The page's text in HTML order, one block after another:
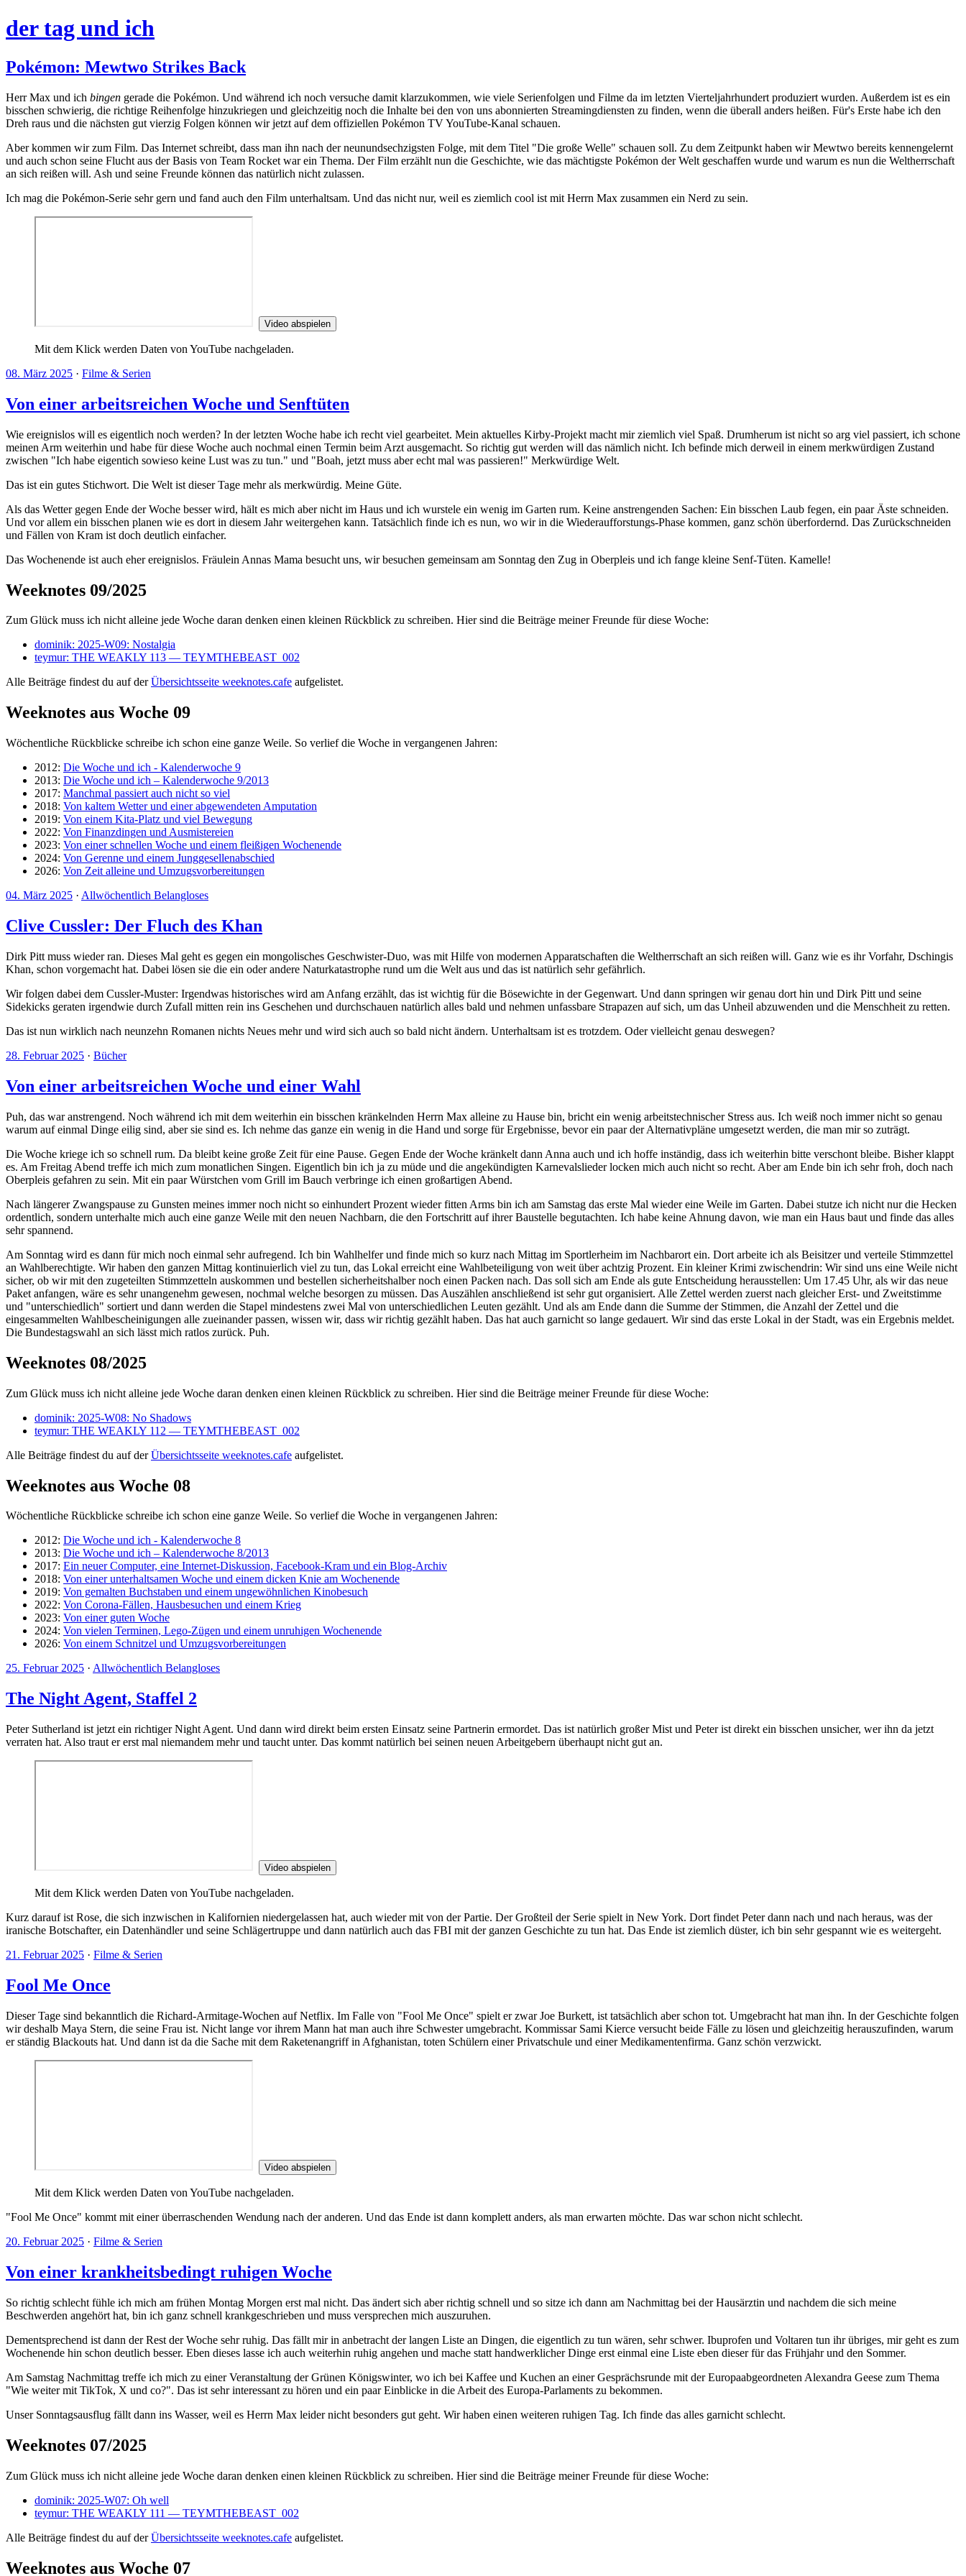
der tag und ich
Pokémon: Mewtwo Strikes Back
Herr Max und ich bingen gerade die Pokémon. Und während ich noch versuche damit klarzukommen, wie viele Serienfolgen und Filme da im letzten Vierteljahrhundert produziert wurden. Außerdem ist es ein
bisschen schwierig, die richtige Reihenfolge hinzukriegen und gleichzeitig noch die Inhalte bei den von uns abonnierten Streamingdiensten zu finden, wenn die überall anders heißen. Für's Erste habe ich den
Dreh raus und die nächsten gut vierzig Folgen können wir jetzt auf dem offiziellen Pokémon TV YouTube-Kanal schauen.
Aber kommen wir zum Film. Das Internet schreibt, dass man ihn nach der neunundsechzigsten Folge, mit dem Titel "Die große Welle" schauen soll. Zu dem Zeitpunkt haben wir Mewtwo bereits kennengelernt
und auch schon seine Flucht aus der Basis von Team Rocket war ein Thema. Der Film erzählt nun die Geschichte, wie das mächtigste Pokémon der Welt geschaffen wurde und warum es nun die Weltherrschaft
an sich reißen will. Ash und seine Freunde können das natürlich nicht zulassen.
Ich mag die Pokémon-Serie sehr gern und fand auch den Film unterhaltsam. Und das nicht nur, weil es ziemlich cool ist mit Herrn Max zusammen ein Nerd zu sein.
Video abspielen
Mit dem Klick werden Daten von YouTube nachgeladen.
08. März 2025 · Filme & Serien
Von einer arbeitsreichen Woche und Senftüten
Wie ereignislos will es eigentlich noch werden? In der letzten Woche habe ich recht viel gearbeitet. Mein aktuelles Kirby-Projekt macht mir ziemlich viel Spaß. Drumherum ist nicht so arg viel passiert, ich schone
meinen Arm weiterhin und habe für diese Woche auch nochmal einen Termin beim Arzt ausgemacht. So richtig gut werden will das nämlich nicht. Ich befinde mich derweil in einem merkwürdigen Zustand
zwischen "Ich habe eigentich sowieso keine Lust was zu tun." und "Boah, jetzt muss aber echt mal was passieren!" Merkwürdige Welt.
Das ist ein gutes Stichwort. Die Welt ist dieser Tage mehr als merkwürdig. Meine Güte.
Als das Wetter gegen Ende der Woche besser wird, hält es mich aber nicht im Haus und ich wurstele ein wenig im Garten rum. Keine anstrengenden Sachen: Ein bisschen Laub fegen, ein paar Äste schneiden.
Und vor allem ein bisschen planen wie es dort in diesem Jahr weitergehen kann. Tatsächlich finde ich es nun, wo wir in die Wiederaufforstungs-Phase kommen, ganz schön überfordernd. Das Zurückschneiden
und Fällen von Kram ist doch deutlich einfacher.
Das Wochenende ist auch eher ereignislos. Fräulein Annas Mama besucht uns, wir besuchen gemeinsam am Sonntag den Zug in Oberpleis und ich fange kleine Senf-Tüten. Kamelle!
Weeknotes 09/2025
Zum Glück muss ich nicht alleine jede Woche daran denken einen kleinen Rückblick zu schreiben. Hier sind die Beiträge meiner Freunde für diese Woche:
dominik: 2025-W09: Nostalgia
teymur: THE WEAKLY 113 — TEYMTHEBEAST_002
Alle Beiträge findest du auf derÜbersichtsseite weeknotes.cafe aufgelistet.
Weeknotes aus Woche 09
Wöchentliche Rückblicke schreibe ich schon eine ganze Weile. So verlief die Woche in vergangenen Jahren:
2012: Die Woche und ich - Kalenderwoche 9
2013: Die Woche und ich – Kalenderwoche 9/2013
2017: Manchmal passiert auch nicht so viel
2018: Von kaltem Wetter und einer abgewendeten Amputation
2019: Von einem Kita-Platz und viel Bewegung
2022: Von Finanzdingen und Ausmistereien
2023: Von einer schnellen Woche und einem fleißigen Wochenende
2024: Von Gerenne und einem Junggesellenabschied
2026: Von Zeit alleine und Umzugsvorbereitungen
04. März 2025 · Allwöchentlich Belangloses
Clive Cussler: Der Fluch des Khan
Dirk Pitt muss wieder ran. Dieses Mal geht es gegen ein mongolisches Geschwister-Duo, was mit Hilfe von modernen Apparatschaften die Weltherrschaft an sich reißen will. Ganz wie es ihr Vorfahr, Dschingis
Khan, schon vorgemacht hat. Dabei lösen sie die ein oder andere Naturkatastrophe rund um die Welt aus und das ist natürlich sehr gefährlich.
Wir folgen dabei dem Cussler-Muster: Irgendwas historisches wird am Anfang erzählt, das ist wichtig für die Bösewichte in der Gegenwart. Und dann springen wir genau dort hin und Dirk Pitt und seine
Sidekicks geraten irgendwie durch Zufall mitten rein ins Geschehen und durchschauen natürlich alles bald und nehmen unfassbare Strapazen auf sich, um das Unheil abzuwenden und die Menschheit zu retten.
Das ist nun wirklich nach neunzehn Romanen nichts Neues mehr und wird sich auch so bald nicht ändern. Unterhaltsam ist es trotzdem. Oder vielleicht genau deswegen?
28. Februar 2025 · Bücher
Von einer arbeitsreichen Woche und einer Wahl
Puh, das war anstrengend. Noch während ich mit dem weiterhin ein bisschen kränkelnden Herrn Max alleine zu Hause bin, bricht ein wenig arbeitstechnischer Stress aus. Ich weiß noch immer nicht so genau
warum auf einmal Dinge eilig sind, aber sie sind es. Ich nehme das ganze ein wenig in die Hand und sorge für Ergebnisse, bevor ein paar der Alternativpläne umgesetzt werden, die man mir so zuträgt.
Die Woche kriege ich so schnell rum. Da bleibt keine große Zeit für eine Pause. Gegen Ende der Woche kränkelt dann Anna auch und ich hoffe inständig, dass ich weiterhin bitte verschont bleibe. Bisher klappt
es. Am Freitag Abend treffe ich mich zum monatlichen Singen. Eigentlich bin ich ja zu müde und die angekündigten Karnevalslieder locken mich auch nicht so recht. Aber am Ende bin ich sehr froh, doch nach
Oberpleis gefahren zu sein. Mit ein paar Würstchen vom Grill im Bauch verbringe ich einen großartigen Abend.
Nach längerer Zwangspause zu Gunsten meines immer noch nicht so einhundert Prozent wieder fitten Arms bin ich am Samstag das erste Mal wieder eine Weile im Garten. Dabei stutze ich nicht nur die Hecken
ordentlich, sondern unterhalte mich auch eine ganze Weile mit den neuen Nachbarn, die den Fortschritt auf ihrer Baustelle begutachten. Ich habe keine Ahnung davon, wie man ein Haus baut und finde das alles
sehr spannend.
Am Sonntag wird es dann für mich noch einmal sehr aufregend. Ich bin Wahlhelfer und finde mich so kurz nach Mittag im Sportlerheim im Nachbarort ein. Dort arbeite ich als Beisitzer und verteile Stimmzettel
an Wahlberechtigte. Wir haben den ganzen Mittag kontinuierlich viel zu tun, das Lokal erreicht eine Wahlbeteiligung von weit über achtzig Prozent. Ein kleiner Krimi zwischendrin: Wir sind uns eine Weile nicht
sicher, ob wir mit den zugeteilten Stimmzetteln auskommen und bestellen sicherheitshalber noch einen Packen nach. Das soll sich am Ende als gute Entscheidung herausstellen: Um 17.45 Uhr, als wir das neue
Paket anfangen, wäre es sehr unangenehm gewesen, nochmal welche besorgen zu müssen. Das Auszählen anschließend ist sehr gut organisiert. Alle Zettel werden zuerst nach gleicher Erst- und Zweitstimme
und "unterschiedlich" sortiert und dann werden die Stapel mindestens zwei Mal von unterschiedlichen Leuten gezählt. Und als am Ende dann die Summe der Stimmen, die Anzahl der Zettel und die
eingesammelten Wahlbescheinigungen alle zueinander passen, wissen wir, dass wir richtig gezählt haben. Das hat auch garnicht so lange gedauert. Wir sind das erste Lokal in der Stadt, was ein Ergebnis meldet.
Die Bundestagswahl an sich lässt mich ratlos zurück. Puh.
Weeknotes 08/2025
Zum Glück muss ich nicht alleine jede Woche daran denken einen kleinen Rückblick zu schreiben. Hier sind die Beiträge meiner Freunde für diese Woche:
dominik: 2025-W08: No Shadows
teymur: THE WEAKLY 112 — TEYMTHEBEAST_002
Alle Beiträge findest du auf derÜbersichtsseite weeknotes.cafe aufgelistet.
Weeknotes aus Woche 08
Wöchentliche Rückblicke schreibe ich schon eine ganze Weile. So verlief die Woche in vergangenen Jahren:
2012: Die Woche und ich - Kalenderwoche 8
2013: Die Woche und ich – Kalenderwoche 8/2013
2017: Ein neuer Computer, eine Internet-Diskussion, Facebook-Kram und ein Blog-Archiv
2018: Von einer unterhaltsamen Woche und einem dicken Knie am Wochenende
2019: Von gemalten Buchstaben und einem ungewöhnlichen Kinobesuch
2022: Von Corona-Fällen, Hausbesuchen und einem Krieg
2023: Von einer guten Woche
2024: Von vielen Terminen, Lego-Zügen und einem unruhigen Wochenende
2026: Von einem Schnitzel und Umzugsvorbereitungen
25. Februar 2025 · Allwöchentlich Belangloses
The Night Agent, Staffel 2
Peter Sutherland ist jetzt ein richtiger Night Agent. Und dann wird direkt beim ersten Einsatz seine Partnerin ermordet. Das ist natürlich großer Mist und Peter ist direkt ein bisschen unsicher, wer ihn da jetzt
verraten hat. Also traut er erst mal niemandem mehr und taucht unter. Das kommt natürlich bei seinen neuen Arbeitgebern überhaupt nicht gut an.
Video abspielen
Mit dem Klick werden Daten von YouTube nachgeladen.
Kurz darauf ist Rose, die sich inzwischen in Kalifornien niedergelassen hat, auch wieder mit von der Partie. Der Großteil der Serie spielt in New York. Dort findet Peter dann nach und nach heraus, was der
iranische Botschafter, ein Datenhändler und seine Schlägertruppe und dann natürlich auch das FBI mit der ganzen Geschichte zu tun hat. Das Ende ist ziemlich düster, ich bin sehr gespannt wie es weitergeht.
21. Februar 2025 · Filme & Serien
Fool Me Once
Dieser Tage sind bekanntlich die Richard-Armitage-Wochen auf Netflix. Im Falle von "Fool Me Once" spielt er zwar Joe Burkett, ist tatsächlich aber schon tot. Umgebracht hat man ihn. In der Geschichte folgen
wir deshalb Maya Stern, die seine Frau ist. Nicht lange vor ihrem Mann hat man auch ihre Schwester umgebracht. Kommissar Sami Kierce versucht beide Fälle zu lösen und gleichzeitig herauszufinden, warum
er ständig Blackouts hat. Und dann ist da die Sache mit dem Raketenangriff in Afghanistan, toten Schülern einer Privatschule und einer Medikamentenfirma. Ganz schön verzwickt.
Video abspielen
Mit dem Klick werden Daten von YouTube nachgeladen.
"Fool Me Once" kommt mit einer überraschenden Wendung nach der anderen. Und das Ende ist dann komplett anders, als man erwarten möchte. Das war schon nicht schlecht.
20. Februar 2025 · Filme & Serien
Von einer krankheitsbedingt ruhigen Woche
So richtig schlecht fühle ich mich am frühen Montag Morgen erst mal nicht. Das ändert sich aber richtig schnell und so sitze ich dann am Nachmittag bei der Hausärztin und nachdem die sich meine
Beschwerden angehört hat, bin ich ganz schnell krankgeschrieben und muss versprechen mich auszuruhen.
Dementsprechend ist dann der Rest der Woche sehr ruhig. Das fällt mir in anbetracht der langen Liste an Dingen, die eigentlich zu tun wären, sehr schwer. Ibuprofen und Voltaren tun ihr übriges, mir geht es zum
Wochenende hin schon deutlich besser. Eben dieses lasse ich auch weiterhin ruhig angehen und mache statt handwerklicher Dinge erst einmal eine Liste eben dieser für das Frühjahr und den Sommer.
Am Samstag Nachmittag treffe ich mich zu einer Veranstaltung der Grünen Königswinter, wo ich bei Kaffee und Kuchen an einer Gesprächsrunde mit der Europaabgeordneten Alexandra Geese zum Thema
"Wie weiter mit TikTok, X und co?". Das ist sehr interessant zu hören und ein paar Einblicke in die Arbeit des Europa-Parlaments zu bekommen.
Unser Sonntagsausflug fällt dann ins Wasser, weil es Herrn Max leider nicht besonders gut geht. Wir haben einen weiteren ruhigen Tag. Ich finde das alles garnicht schlecht.
Weeknotes 07/2025
Zum Glück muss ich nicht alleine jede Woche daran denken einen kleinen Rückblick zu schreiben. Hier sind die Beiträge meiner Freunde für diese Woche:
dominik: 2025-W07: Oh well
teymur: THE WEAKLY 111 — TEYMTHEBEAST_002
Alle Beiträge findest du auf derÜbersichtsseite weeknotes.cafe aufgelistet.
Weeknotes aus Woche 07